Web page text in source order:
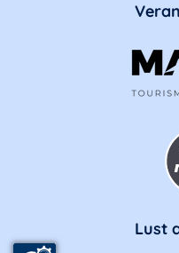
Lust